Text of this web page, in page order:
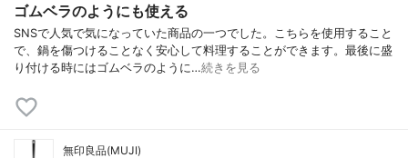
ゴムベラのようにも使える
SNSで人気で気になっていた商品の一つでした。こちらを使用すること
で、鍋を傷つけることなく安心して料理することができます。最後に盛
り付ける時にはゴムベラのように…続きを見る
無印良品(MUJI)